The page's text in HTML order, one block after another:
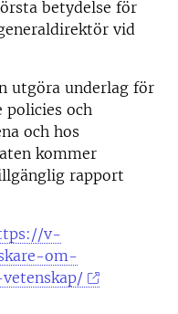
betydelse för
vid
utgöra underlag för
policies och
och hos
kommer
rapport
v-
om-